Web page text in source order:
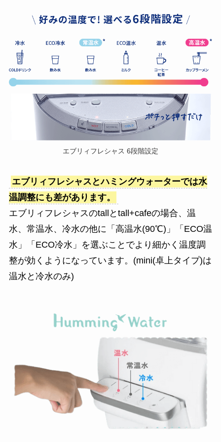
エブリィフレシャス 6段階設定
エブリィフレシャスとハミングウォーターでは水
温調整にも差があります。
エブリィフレシャスのtallとtall+cafeの場合、温
水、常温水、冷水の他に「高温水(90℃)」「ECO温
水」「ECO冷水」を選ぶことでより細かく温度調
整が効くようになっています。(mini(卓上タイプ)は
温水と冷水のみ)